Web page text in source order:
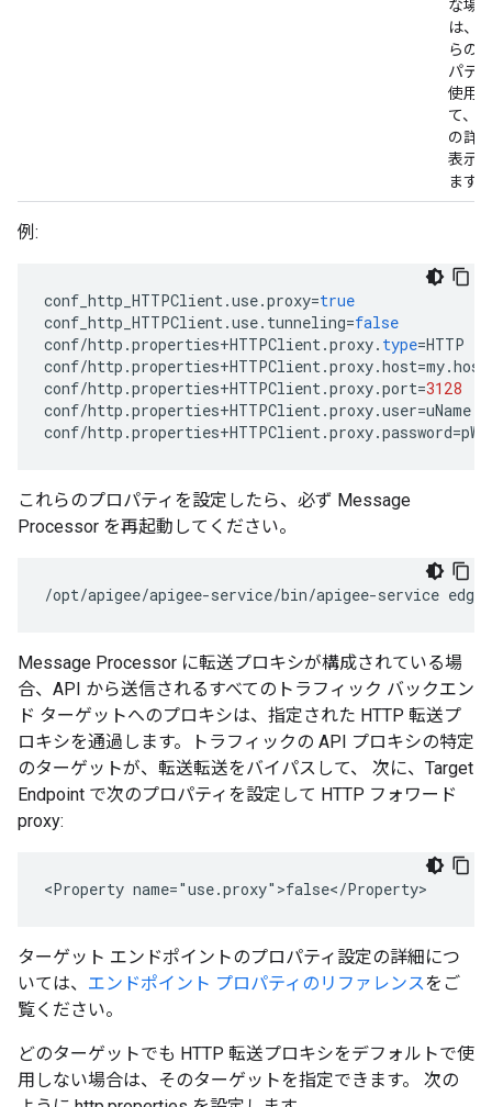
な場
は、
らの
パテ
使用
て、
の詳
表示
ます。
例:
conf_http_HTTPClient.use.proxy=true
conf_http_HTTPClient.use. tunneling=false
conf/http .properties+HTTPClient.proxy. type=HTTP
conf/http .properties+HTTPClient.proxy.host=my.host
conf/http .properties+HTTPClient.proxy.port=3128
conf/http .properties+HTTPClient.proxy.user=uName
conf/http .properties+HTTPClient.proxy.password=
これらのプロパティを設定したら、必ず Message
Processor を再起動してください。
/opt/apigee/apigee-service/bin/apigee-service
Message Processor に転送プロキシが構成されている場
合、API から送信されるすべてのトラフィック バックエン
ド ターゲットへのプロキシは、指定された HTTP 転送プ
ロキシを通過します。トラフィックの API プロキシの特定
のターゲットが、転送転送をバイパスして、 次に、Target
Endpoint で次のプロパティを設定して HTTP フォワード
proxy:
<Property name="use.proxy">false</Property>
ターゲット エンドポイントのプロパティ設定の詳細につ
いては、 エンドポイント プロパティのリファレンスをご
覧ください。
どのターゲットでも HTTP 転送プロキシをデフォルトで使
用しない場合は、そのターゲットを指定できます。 次の